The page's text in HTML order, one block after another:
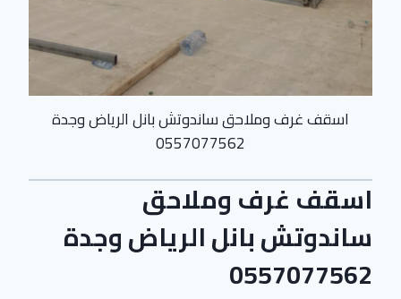
اسقف غرف وملاحق ساندوتش بانل الرياض وجدة
0557077562
اسقف غرف وملاحق
ساندوتش بانل الرياض وجدة
0557077562